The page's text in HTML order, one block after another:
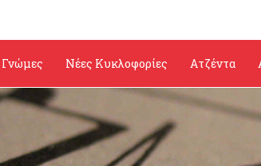
Γνώμες Νέες Κυκλοφορίες Ατζέντα